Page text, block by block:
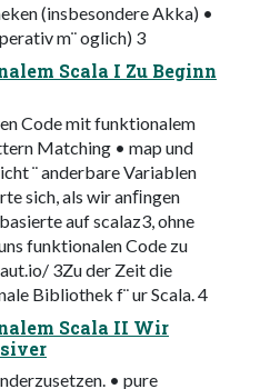
(insbesondere Akka) •
m¨ oglich) 3
Scala I Zu Beginn
Code mit funktionalem
Matching • map und
¨ anderbare Variablen
sich, als wir anﬁngen
auf scalaz3, ohne
funktionalen Code zu
3Zu der Zeit die
Bibliothek f¨ ur Scala. 4
Scala II Wir
• pure